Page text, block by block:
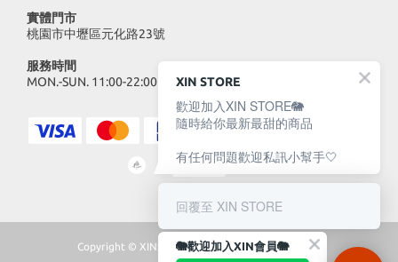
實體門市
桃園市中壢區元化路23號
服務時間
MON.-SUN. 11:00-22:00
Copyright © XINSTORE 2023 | All Rights Reserved
XIN STORE
歡迎加入XIN STORE🐘
隨時給你最新最甜的商品
有任何問題歡迎私訊小幫手🤍
回覆至 XIN STORE
🐘歡迎加入XIN會員🐘